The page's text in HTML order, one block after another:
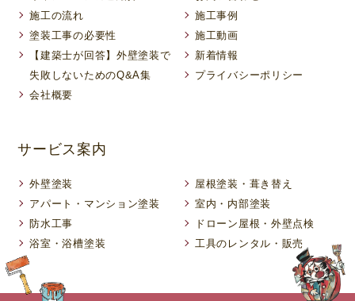
施工の流れ
塗装工事の必要性
【建築士が回答】外壁塗装で
失敗しないためのQ&A集
会社概要
施工事例
施工動画
新着情報
プライバシーポリシー
サービス案内
外壁塗装
アパート・マンション塗装
防水工事
浴室・浴槽塗装
屋根塗装・葺き替え
室内・内部塗装
ドローン屋根・外壁点検
工具のレンタル・販売